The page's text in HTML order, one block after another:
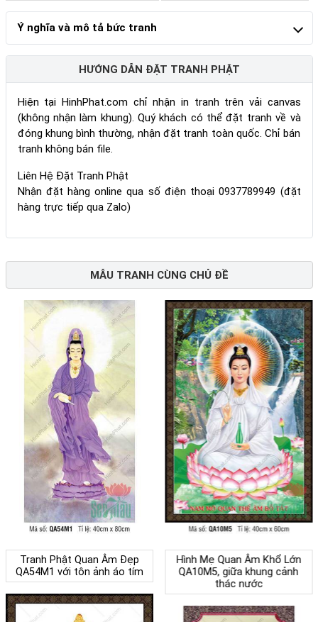
Ý nghĩa và mô tả bức tranh
HƯỚNG DẪN ĐẶT TRANH PHẬT
Hiện tại HinhPhat.com chỉ nhận in tranh trên vải canvas
(không nhận làm khung). Quý khách có thể đặt tranh về và
đóng khung bình thường, nhận đặt tranh toàn quốc. Chỉ bán
tranh không bán file.
Liên Hệ Đặt Tranh Phật
Nhận đặt hàng online qua số điện thoại 0937789949 (đặt
hàng trực tiếp qua Zalo)
MẪU TRANH CÙNG CHỦ ĐỀ
Tranh Phật Quan Âm Đẹp
QA54M1 với tôn ảnh áo tím
Hình Mẹ Quan Âm Khổ Lớn
QA10M5, giữa khung cảnh
thác nước